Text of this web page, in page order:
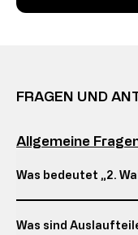
FRAGEN UND
Allgemeine
Was bedeutet „2.
Was sind